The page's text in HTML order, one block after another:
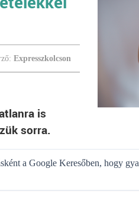
Expresszkolcson
is
sorra.
a Google Keresőben, hogy